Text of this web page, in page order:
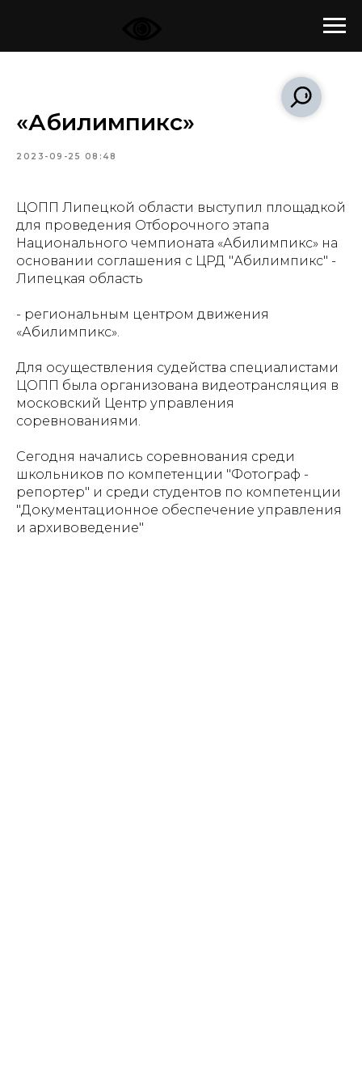
«Абилимпикс»
2023-09-25 08:48
ЦОПП Липецкой области выступил площадкой
для проведения Отборочного этапа
Национального чемпионата «Абилимпикс» на
основании соглашения с ЦРД "Абилимпикс" -
Липецкая область
- региональным центром движения
«Абилимпикс».
Для осуществления судейства специалистами
ЦОПП была организована видеотрансляция в
московский Центр управления
соревнованиями.
Сегодня начались соревнования среди
школьников по компетенции "Фотограф -
репортер" и среди студентов по компетенции
"Документационное обеспечение управления
и архивоведение"